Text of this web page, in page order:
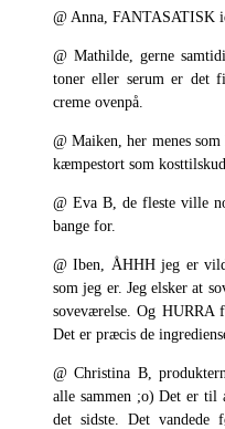
@ Anna, FANTASATISK
@ Mathilde, gerne
toner eller serum er det
creme ovenpå.
@ Maiken, her menes
kæmpestort som kosttilskud
@ Eva B, de fleste ville
bange for.
@ Iben, ÅHHH jeg er
som jeg er. Jeg elsker at
soveværelse. Og HURRA
Det er præcis de
@ Christina B,
alle sammen ;o) Det er til
det sidste. Det vandede